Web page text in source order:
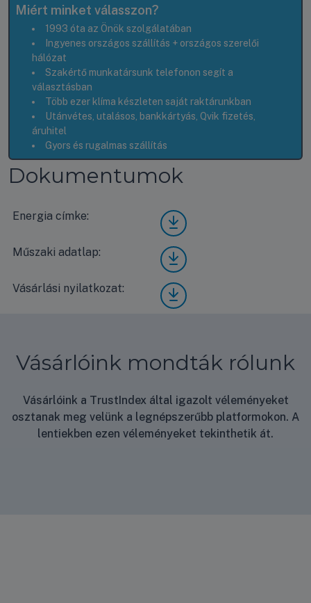
Miért minket válasszon?
1993 óta az Önök szolgálatában
Ingyenes országos szállítás + országos szerelői
hálózat
Szakértő munkatársunk telefonon segít a
választásban
Több ezer klíma készleten saját raktárunkban
Utánvétes, utalásos, bankkártyás, Qvik fizetés,
áruhitel
Gyors és rugalmas szállítás
Dokumentumok
Energia címke:
Pana
sonic
Stan
dard
KIT-
BZ3
5-
ZKE
e
Műszaki adatlap:
Pana
sonic
Stan
dard
KIT-
műsz
ap
Vásárlási nyilatkozat:
Vásá
rlási
Vásárlóink mondták rólunk
Vásárlóink a TrustIndex által igazolt véleményeket
osztanak meg velünk a legnépszerűbb platformokon. A
lentiekben ezen véleményeket tekinthetik át.